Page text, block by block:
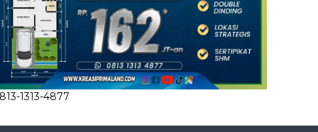
1313-4877